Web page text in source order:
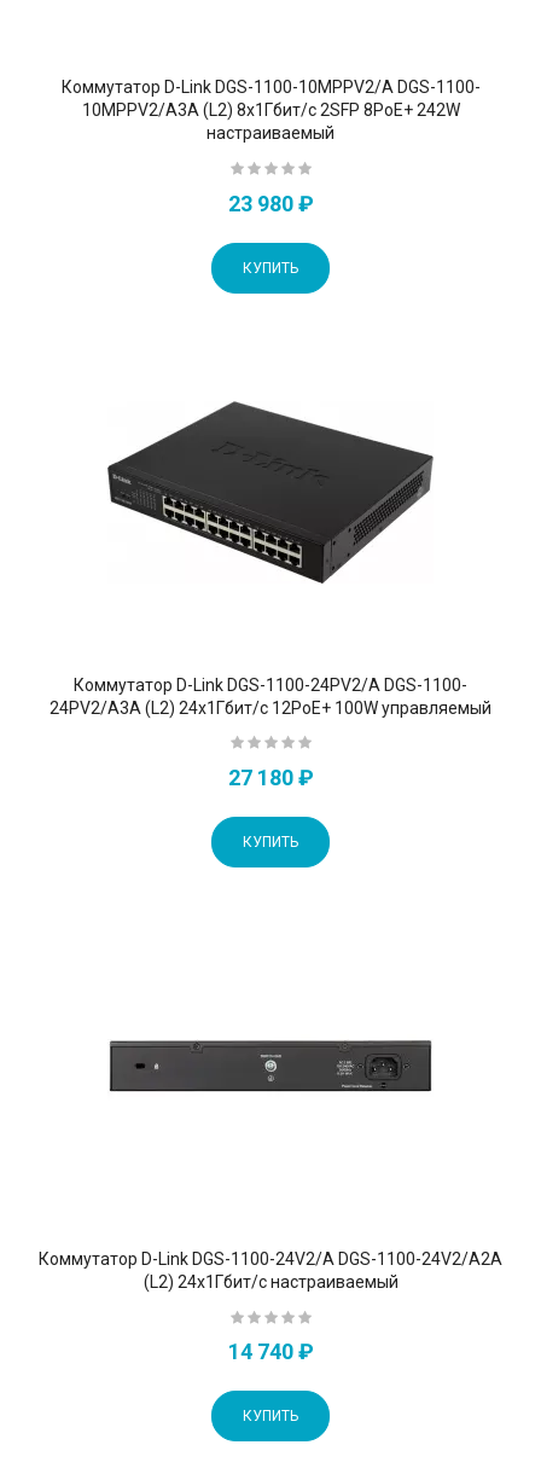
Коммутатор D-Link DGS-1100-10MPPV2/A DGS-1100-
10MPPV2/A3A (L2) 8x1Гбит/с 2SFP 8PoE+ 242W
настраиваемый
23 980 ₽
КУПИТЬ
Коммутатор D-Link DGS-1100-24PV2/A DGS-1100-
24PV2/A3A (L2) 24x1Гбит/с 12PoE+ 100W управляемый
27 180 ₽
КУПИТЬ
Коммутатор D-Link DGS-1100-24V2/A DGS-1100-24V2/A2A
(L2) 24x1Гбит/с настраиваемый
14 740 ₽
КУПИТЬ